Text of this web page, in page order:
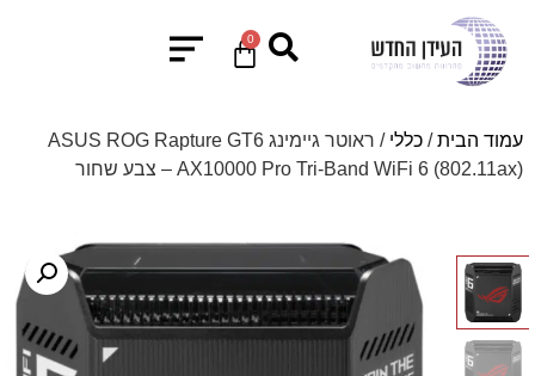
0
עמוד הבית/ כללי
/ ראוטר גיימינג ASUS ROG Rapture GT6
AX10000 Pro Tri-Band WiFi 6 (802.11ax) – צבע שחור